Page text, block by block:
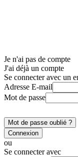
Je n'ai pas de compte
J'ai déjà un compte
Se connecter avec un
Adresse E-mail
Mot de passe
Mot de passe oublié ?
Connexion
ou
Se connecter avec